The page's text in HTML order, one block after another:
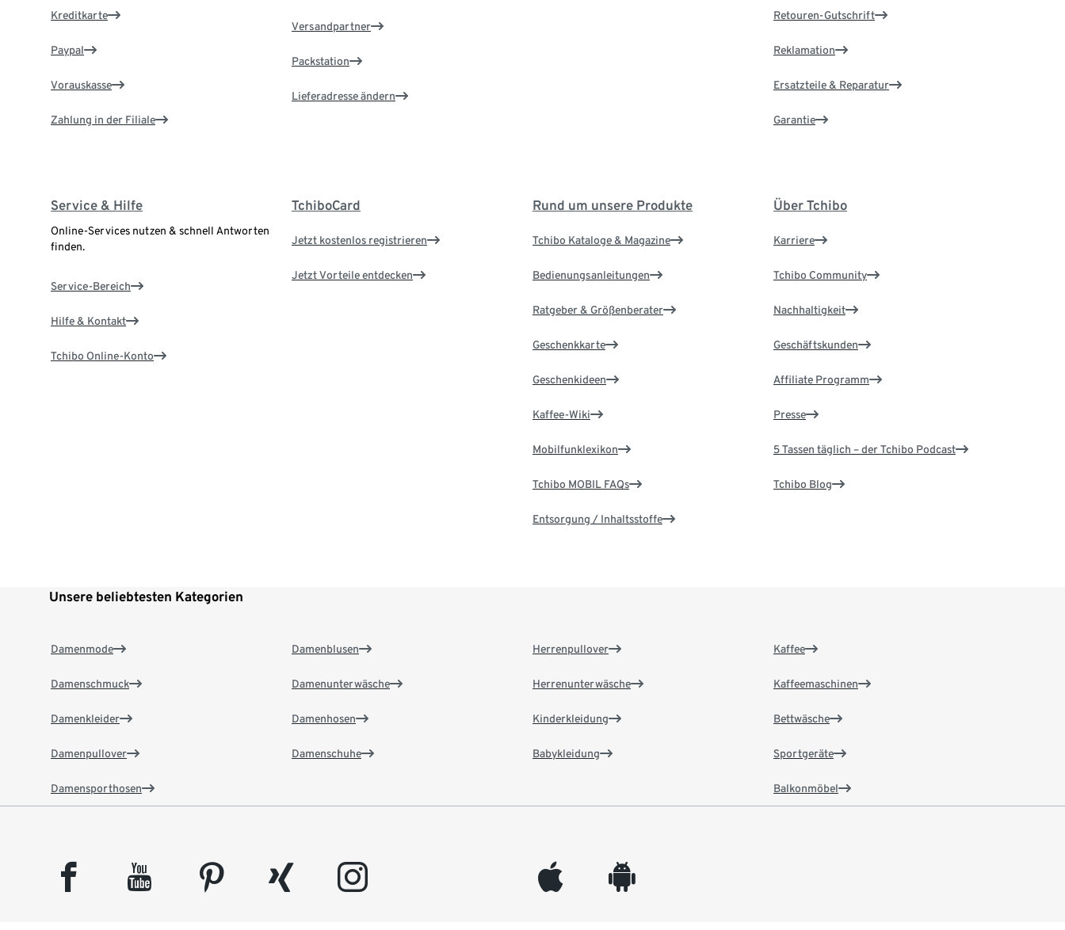
Kreditkarte
Paypal
Vorauskasse
Zahlung in der Filiale
Versandpartner
Packstation
Lieferadresse ändern
Retouren-Gutschrift
Reklamation
Ersatzteile & Reparatur
Garantie
Service & Hilfe
Online-Services nutzen & schnell Antworten
finden.
Service-Bereich
Hilfe & Kontakt
Tchibo Online-Konto
TchiboCard
Jetzt kostenlos registrieren
Jetzt Vorteile entdecken
Rund um unsere Produkte
Tchibo Kataloge & Magazine
Bedienungsanleitungen
Ratgeber & Größenberater
Geschenkkarte
Geschenkideen
Kaffee-Wiki
Mobilfunklexikon
Tchibo MOBIL FAQs
Entsorgung / Inhaltsstoffe
Über Tchibo
Karriere
Tchibo Community
Nachhaltigkeit
Geschäftskunden
Affiliate Programm
Presse
5 Tassen täglich – der Tchibo Podcast
Tchibo Blog
Unsere beliebtesten Kategorien
Damenmode
Damenschmuck
Damenkleider
Damenpullover
Damensporthosen
Damenblusen
Damenunterwäsche
Damenhosen
Damenschuhe
Herrenpullover
Herrenunterwäsche
Kinderkleidung
Babykleidung
Kaffee
Kaffeemaschinen
Bettwäsche
Sportgeräte
Balkonmöbel
facebook youtube pinterest xing instagram appleinc android